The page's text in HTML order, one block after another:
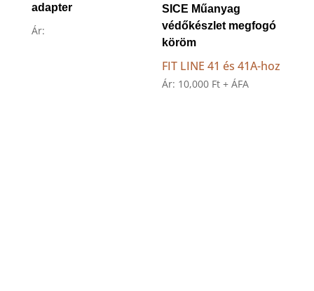
adapter
Ár:
SICE Műanyag
védőkészlet megfogó
köröm
FIT LINE 41 és 41A-hoz
Ár: 10,000 Ft + ÁFA